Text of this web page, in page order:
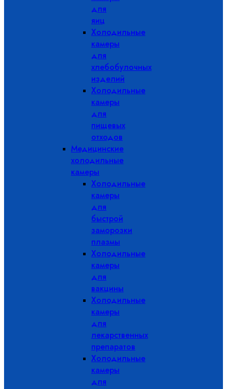
для
яиц
Холодильные
камеры
для
хлебобулочных
изделий
Холодильные
камеры
для
пищевых
отходов
Медицинские
холодильные
камеры
Холодильные
камеры
для
быстрой
заморозки
плазмы
Холодильные
камеры
для
вакцины
Холодильные
камеры
для
лекарственных
препаратов
Холодильные
камеры
для